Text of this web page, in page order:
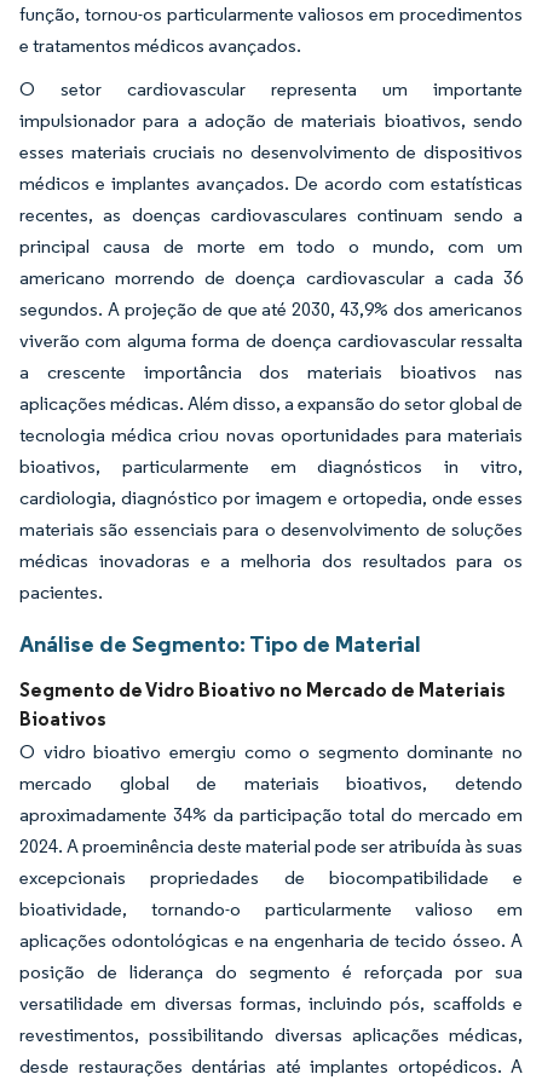
função, tornou-os particularmente valiosos em procedimentos
e tratamentos médicos avançados.
O setor cardiovascular representa um importante
impulsionador para a adoção de materiais bioativos, sendo
esses materiais cruciais no desenvolvimento de dispositivos
médicos e implantes avançados. De acordo com estatísticas
recentes, as doenças cardiovasculares continuam sendo a
principal causa de morte em todo o mundo, com um
americano morrendo de doença cardiovascular a cada 36
segundos. A projeção de que até 2030, 43,9% dos americanos
viverão com alguma forma de doença cardiovascular ressalta
a crescente importância dos materiais bioativos nas
aplicações médicas. Além disso, a expansão do setor global de
tecnologia médica criou novas oportunidades para materiais
bioativos, particularmente em diagnósticos in vitro,
cardiologia, diagnóstico por imagem e ortopedia, onde esses
materiais são essenciais para o desenvolvimento de soluções
médicas inovadoras e a melhoria dos resultados para os
pacientes.
Análise de Segmento: Tipo de Material
Segmento de Vidro Bioativo no Mercado de Materiais
Bioativos
O vidro bioativo emergiu como o segmento dominante no
mercado global de materiais bioativos, detendo
aproximadamente 34% da participação total do mercado em
2024. A proeminência deste material pode ser atribuída às suas
excepcionais propriedades de biocompatibilidade e
bioatividade, tornando-o particularmente valioso em
aplicações odontológicas e na engenharia de tecido ósseo. A
posição de liderança do segmento é reforçada por sua
versatilidade em diversas formas, incluindo pós, scaffolds e
revestimentos, possibilitando diversas aplicações médicas,
desde restaurações dentárias até implantes ortopédicos. A